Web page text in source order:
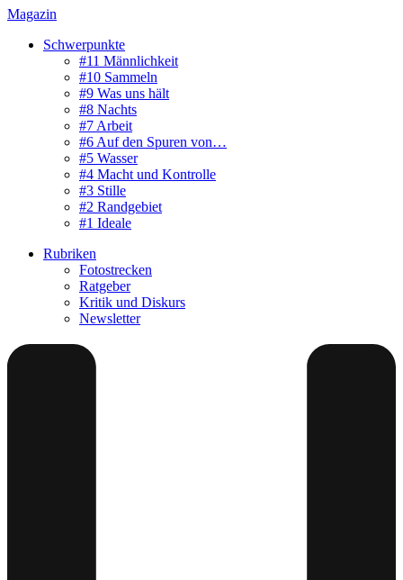
Magazin
Schwerpunkte
#11 Männlichkeit
#10 Sammeln
#9 Was uns hält
#8 Nachts
#7 Arbeit
#6 Auf den Spuren von…
#5 Wasser
#4 Macht und Kontrolle
#3 Stille
#2 Randgebiet
#1 Ideale
Rubriken
Fotostrecken
Ratgeber
Kritik und Diskurs
Newsletter